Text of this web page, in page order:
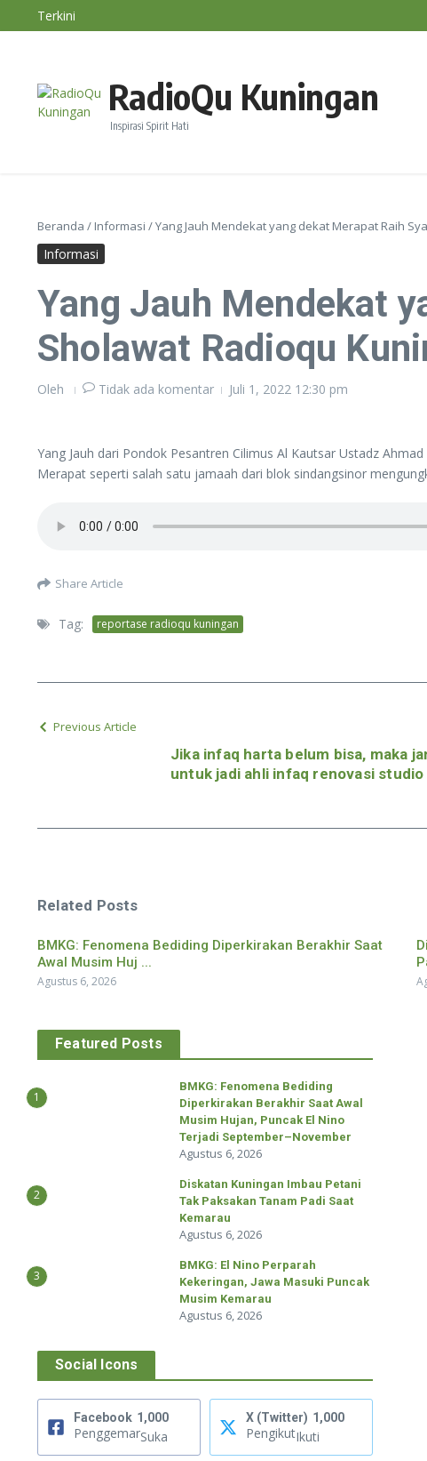
Lewati ke konten
Terkini
Konsep Ayam Bahagia, Beternak Tetap Untung Tanpa
RadioQu Kuningan
Inspirasi Spirit Hati
Beranda / Informasi /Yang Jauh Mendekat yang dekat Merapat Raih
Informasi
Yang Jauh Mendekat
Sholawat Radioqu
Oleh Tidak ada komentar Juli 1, 2022 12:30 pm
Yang Jauh dari Pondok Pesantren Cilimus Al Kautsar Ustadz
Merapat seperti salah satu jamaah dari blok sindangsinor
Share Article
Tag: reportase radioqu kuningan
Previous Article
Jika infaq harta belum bisa, maka
untuk jadi ahli infaq renovasi
Related Posts
BMKG: Fenomena Bediding Diperkirakan Berakhir Saat
Awal Musim Huj ...
Agustus 6, 2026
Featured Posts
1
BMKG: Fenomena Bediding
Diperkirakan Berakhir Saat Awal
Musim Hujan, Puncak El Nino
Terjadi September–November
Agustus 6, 2026
2
Diskatan Kuningan Imbau Petani
Tak Paksakan Tanam Padi Saat
Kemarau
Agustus 6, 2026
3
BMKG: El Nino Perparah
Kekeringan, Jawa Masuki Puncak
Musim Kemarau
Agustus 6, 2026
Social Icons
Facebook 1,000
PenggemarSuka
X (Twitter) 1,000
PengikutIkuti